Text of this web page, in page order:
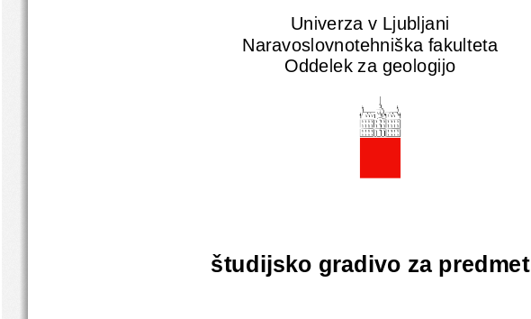
Univerza v Ljubljani
Naravoslovnotehniška fakulteta
Oddelek za geologijo
študijsko gradivo za predmet